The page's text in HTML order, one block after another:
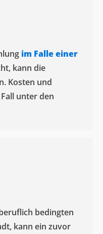
im Falle einer
kann die
Kosten und
unter den
bedingten
kann ein zuvor